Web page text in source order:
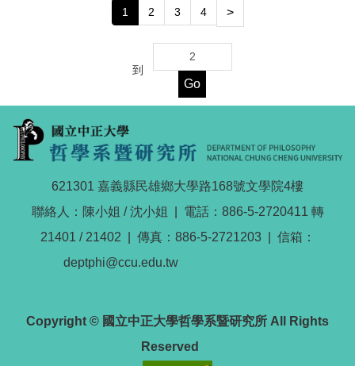
1 2 3 4 >
到
Go
621301 嘉義縣民雄鄉大學路168號文學院4樓
聯絡人：陳小姐 / 沈小姐 | 電話：886-5-2720411 轉
21401 / 21402 | 傳真：886-5-2721203 | 信箱：
deptphi@ccu.edu.tw
Copyright © 國立中正大學哲學系暨研究所 All Rights
Reserved